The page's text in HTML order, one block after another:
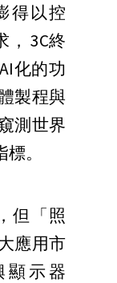
以控
， 3C終
化的功
製程與
測世界
。
但「照
應用市
顯示器